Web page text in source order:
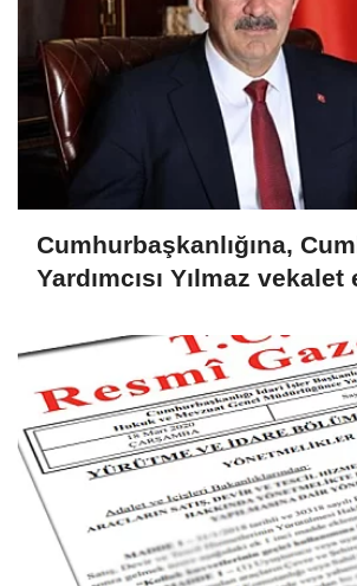
Cumhurbaşkanlığına,
Yardımcısı Yılmaz vekalet